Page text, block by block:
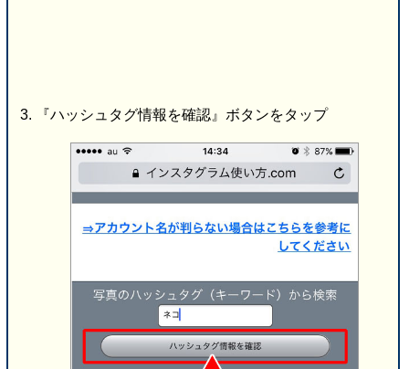
『ハッシュタグ情報を確認』ボタンをタップ